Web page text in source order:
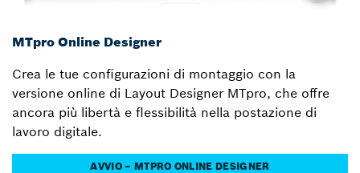
MTpro Online Designer
Crea le tue configurazioni di montaggio con la
versione online di Layout Designer MTpro, che offre
ancora più libertà e flessibilità nella postazione di
lavoro digitale.
AVVIO – MTPRO ONLINE DESIGNER